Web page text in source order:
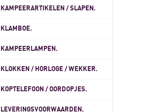
KAMPEERARTIKELEN / SLAPEN.
KLAMBOE.
KAMPEERLAMPEN.
KLOKKEN / HORLOGE / WEKKER.
KOPTELEFOON / OORDOPJES.
LEVERINGSVOORWAARDEN.